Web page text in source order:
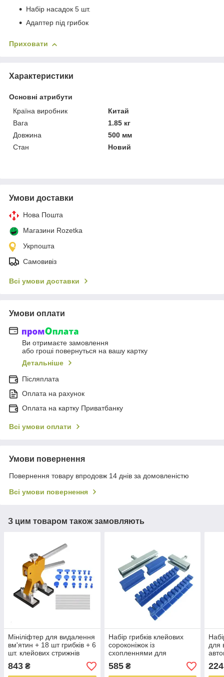
Набір насадок 5 шт.
Адаптер під грибок
Приховати
Характеристики
Основні атрибути
Країна виробник
Китай
Вага
1.85 кг
Довжина
500 мм
Стан
Новий
Умови доставки
Нова Пошта
Магазини Rozetka
Укрпошта
Самовивіз
Всі умови доставки
Умови оплати
Ви отримаєте замовлення
або гроші повернуться на вашу картку
Детальніше
Післяплата
Оплата на рахунок
Оплата на картку Приватбанку
Всі умови оплати
Умови повернення
Повернення товару впродовж 14 днів за домовленістю
Всі умови повернення
З цим товаром також замовляють
Мініліфтер для видалення
вм'ятин + 18 шт грибків + 6
шт. клейових стрижнів
843 ₴
Набір грибків клейових
сороконіжок із
схопленнями для
видалення вм'ятин
585₴
для
224